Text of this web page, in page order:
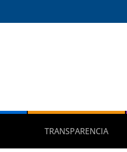
TRANSPARENCIA